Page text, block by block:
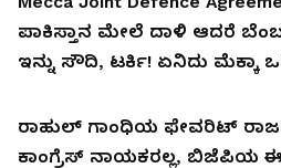
ಪಾಕಿಸ್ತಾನ ಮೇಲೆ ದಾಳಿ ಆದರೆ
ಇನ್ನು ಸೌದಿ, ಟರ್ಕಿ! ಏನಿದು ಮೆಕ್ಕಾ
ರಾಹುಲ್ ಗಾಂಧಿಯ ಫೇವರಿಟ್
ಕಾಂಗ್ರೆಸ್ ನಾಯಕರಲ್ಲ, ಬಿಜೆಪಿಯ